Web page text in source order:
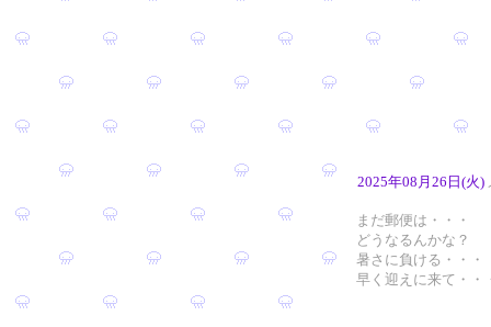
2025年08月26日(火)
まだ郵便は・・・
どうなるんかな？
暑さに負ける・・・
早く迎えに来て・・